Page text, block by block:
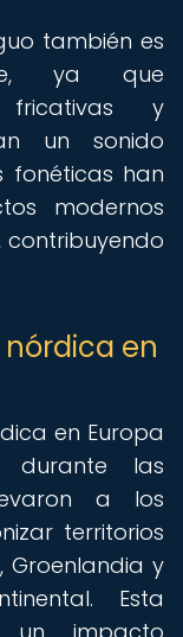
también es
ya que
fricativas y
un sonido
fonéticas han
modernos
en
en Europa
durante las
a los
territorios
Groenlandia y
Esta